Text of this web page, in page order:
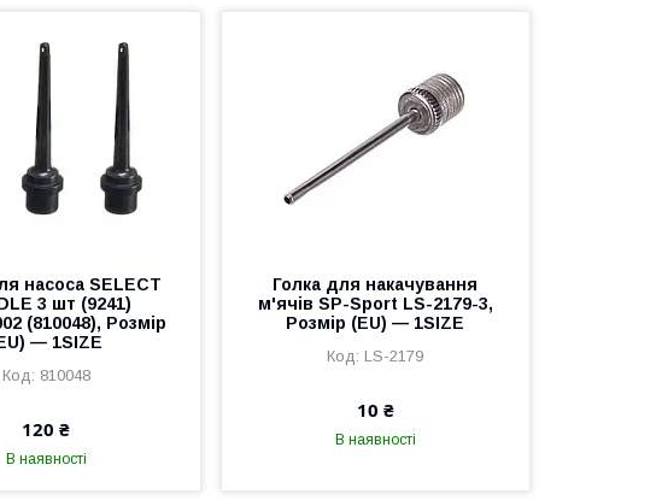
насоса SELECT
3 шт (9241)
(810048), Розмір
— 1SIZE
810048
120 ₴
В наявності
Голка для накачування
м'ячів SP-Sport LS-2179-3,
Розмір (EU) — 1SIZE
LS-2179
10 ₴
В наявності